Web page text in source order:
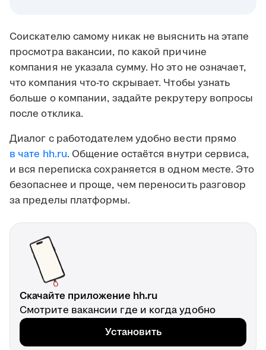
Соискателю самому никак не выяснить на этапе
просмотра вакансии, по какой причине
компания не указала сумму. Но это не означает,
что компания что-то скрывает. Чтобы узнать
больше о компании, задайте рекрутеру вопросы
после отклика.
Диалог с работодателем удобно вести прямо
в чате hh.ru. Общение остаётся внутри сервиса,
и вся переписка сохраняется в одном месте. Это
безопаснее и проще, чем переносить разговор
за пределы платформы.
Скачайте приложение hh.ru
Смотрите вакансии где и когда удобно
Установить